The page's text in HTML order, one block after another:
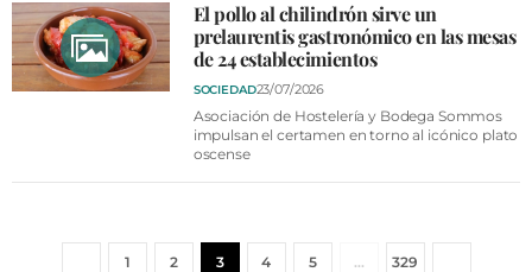
El pollo al chilindrón sirve un
prelaurentis gastronómico en las mesas
de 24 establecimientos
SOCIEDAD23/07/2026
Asociación de Hostelería y Bodega Sommos
impulsan el certamen en torno al icónico plato
oscense
1 2 3 4 5 … 329